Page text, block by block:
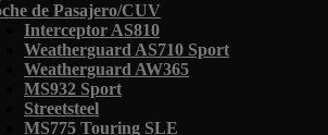
de Pasajero/CUV
Interceptor AS810
Weatherguard AS710 Sport
Weatherguard AW365
MS932 Sport
Streetsteel
MS775 Touring SLE